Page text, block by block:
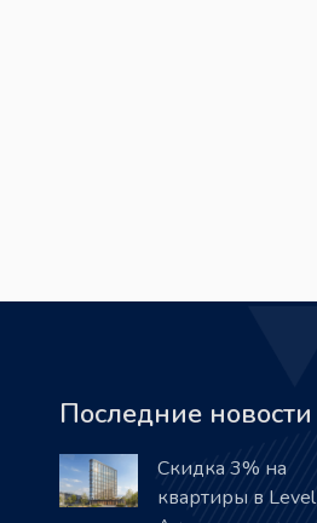
Последние новости
Скидка 3% на
квартиры в Level